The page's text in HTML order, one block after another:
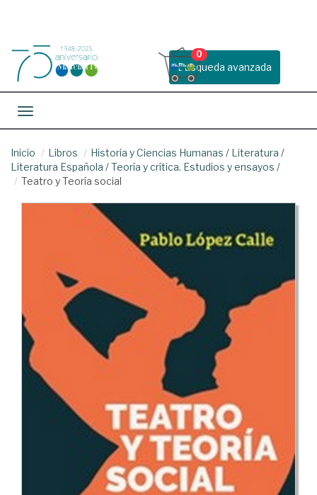
Busqueda avanzada
0
Toggle navigation
Inicio Libros Historia y Ciencias Humanas / Literatura /
Literatura Española /Teoría y crítica. Estudios y ensayos /
Teatro y Teoría social